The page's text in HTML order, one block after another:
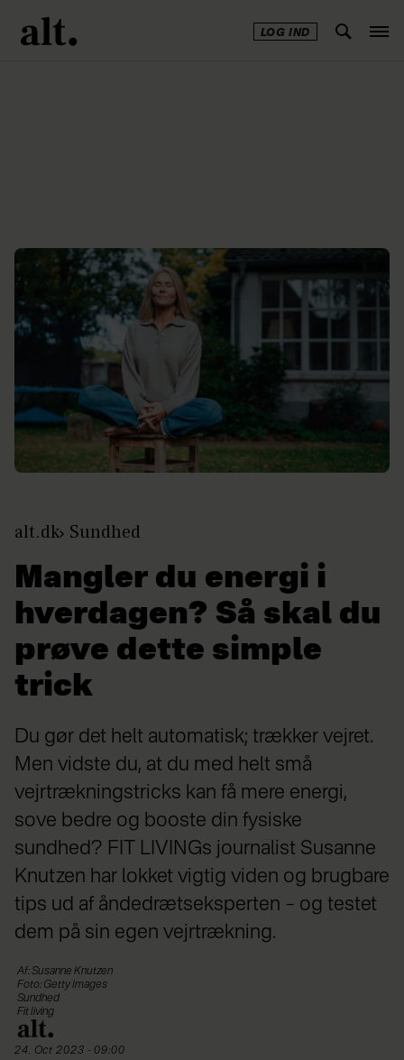
LOG IND
alt.dk Sundhed
Mangler du energi i
hverdagen? Så skal du
prøve dette simple
trick
Du gør det helt automatisk; trækker vejret.
Men vidste du, at du med helt små
vejrtrækningstricks kan få mere energi,
sove bedre og booste din fysiske
sundhed? FIT LIVINGs journalist Susanne
Knutzen har lokket vigtig viden og brugbare
tips ud af åndedrætseksperten – og testet
dem på sin egen vejrtrækning.
Af: Susanne Knutzen
Foto: Getty Images
Sundhed
Fit living
24. Oct 2023 - 09:00